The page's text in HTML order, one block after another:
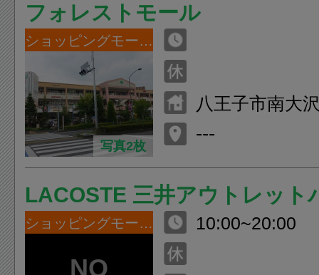
フォレストモール
ショッピングモール・デパート
写真2枚
八王子市南大
---
LACOSTE 三井アウトレット
南大沢店
ショッピングモール・デパート 10:00~20:00